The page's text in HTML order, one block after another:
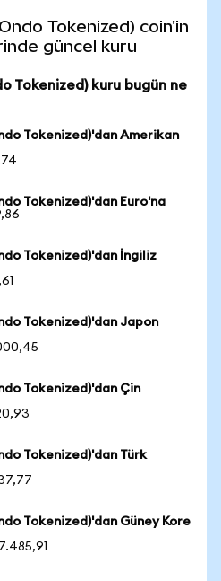
Tokenized) coin'in
güncel kuru
Tokenized) kuru bugün ne
Tokenized)'dan Amerikan
Tokenized)'dan Euro'na
Tokenized)'dan İngiliz
Tokenized)'dan Japon
Tokenized)'dan Çin
Tokenized)'dan Türk
Tokenized)'dan Güney Kore